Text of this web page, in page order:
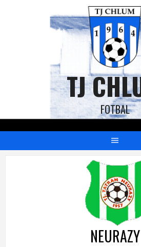
TJ
FOTBAL
NEURAZY